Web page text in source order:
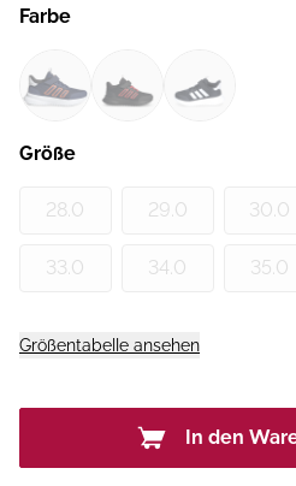
Farbe
Größe
28.0 29.0 30.0
33.0 34.0 35.0
Größentabelle ansehen
In den